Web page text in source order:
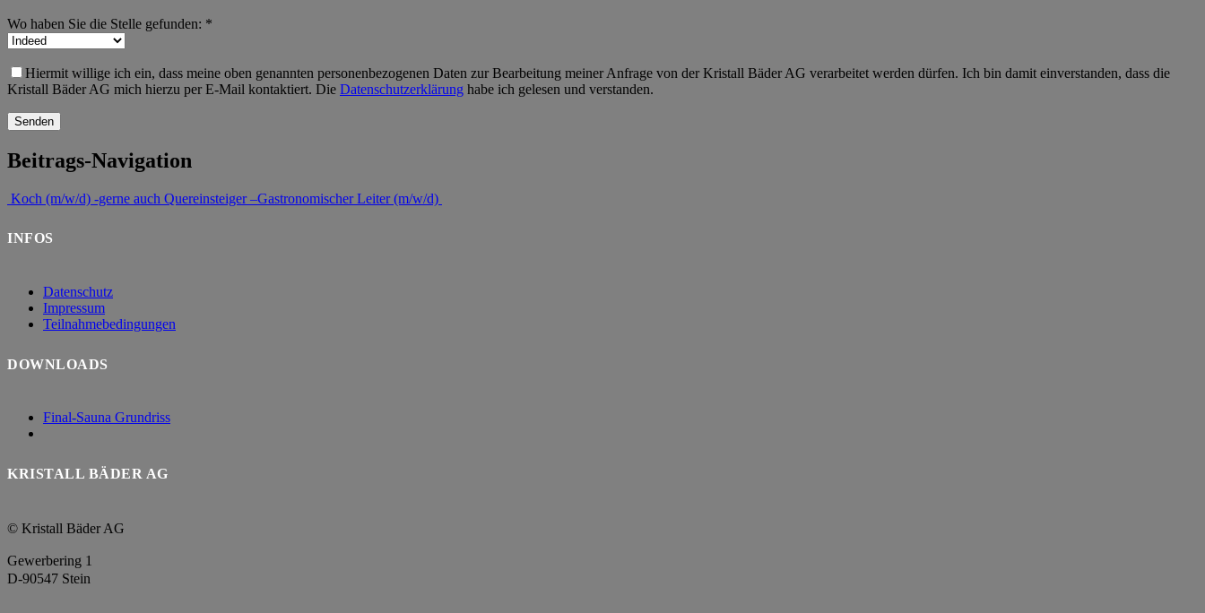
Wo haben Sie die Stelle gefunden: *
Hiermit willige ich ein, dass meine oben genannten personenbezogenen Daten zur Bearbeitung meiner Anfrage von der Kristall Bäder AG verarbeitet werden dürfen. Ich bin damit einverstanden, dass die
Kristall Bäder AG mich hierzu per E-Mail kontaktiert. Die Datenschutzerklärung habe ich gelesen und verstanden.
Beitrags-Navigation
Koch (m/w/d) -gerne auch Quereinsteiger –Gastronomischer Leiter (m/w/d)
INFOS
Datenschutz
Impressum
Teilnahmebedingungen
DOWNLOADS
Final-Sauna Grundriss
KRISTALL BÄDER AG
© Kristall Bäder AG
Gewerbering 1
D-90547 Stein